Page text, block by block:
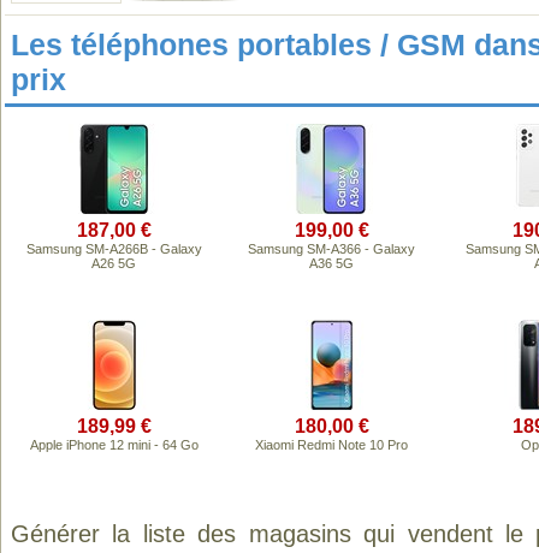
Les téléphones portables / GSM
prix
187,00 €
Samsung SM-A266B - Galaxy
A26 5G
199,00 €
Samsung SM-A366 - Galaxy
A36 5G
Samsung
189,99 €
Apple iPhone 12 mini - 64 Go
180,00 €
Xiaomi Redmi Note 10 Pro
Générer la liste des magasins qui vendent